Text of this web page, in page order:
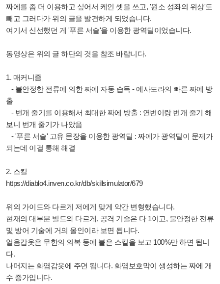
짜에를 좀 더 이용하고 싶어서 케인 셋을 쓰고, '원소 성좌의 위상'도
빼고 그러다가 위의 글을 발견하게 되었습니다.
여기서 신선했던 게 '푸른 서슬'을 이용한 광역딜이었습니다.
동영상은 위의 글 하단의 것을 참조 바랍니다.
1. 매커니즘
- 불안정한 전류에 의한 짜에 자동 습득 - 에사도라의 빠른 짜에 방
출
- 번개 줄기를 이용해서 최대한 짜에 방출 : 연번이랑 번개 줄기 해
보니 번개 줄기가 나았음
- '푸른 서슬' 고유 문장을 이용한 광역딜 : 짜에가 광역딜이 문제가
되는데 이걸 통해 해결
2. 스킬
https://diablo4.inven.co.kr/db/skillsimulator/679
위의 가이드와 다르게 저에게 맞게 약간 변형했습니다.
현재의 대부분 빌드와 다르게, 공격 기술은 다 1이고, 불안정한 전류
및 방어 기술에 거의 올인이라 보면 됩니다.
얼음갑옷은 무한의 의복 등에 붙은 스킬을 보고 100%만 하면 됩니
다.
나머지는 화염갑옷에 주면 됩니다. 화염보호막이 생성하는 짜에 개
수 증가입니다.